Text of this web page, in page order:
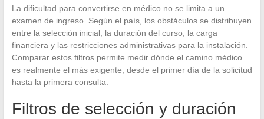
La dificultad para convertirse en médico no se limita a un
examen de ingreso. Según el país, los obstáculos se distribuyen
entre la selección inicial, la duración del curso, la carga
financiera y las restricciones administrativas para la instalación.
Comparar estos filtros permite medir dónde el camino médico
es realmente el más exigente, desde el primer día de la solicitud
hasta la primera consulta.
Filtros de selección y duración